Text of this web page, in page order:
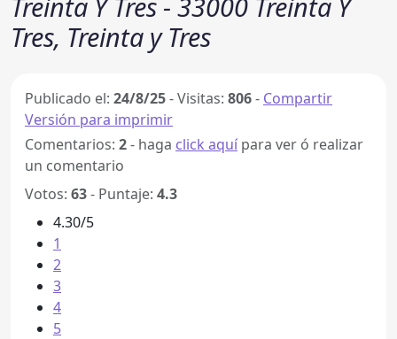
Tres, Treinta y Tres
Publicado el: 24/8/25-Visitas: 806- Compartir
Versión para imprimir
Comentarios: 2- haga click aquí para ver ó realizar
un comentario
Votos: 63- Puntaje: 4.3
4.30/5
1
2
3
4
5